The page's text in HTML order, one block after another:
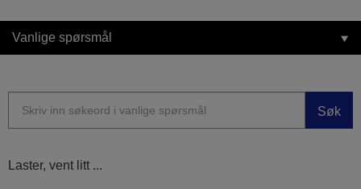
Vanlige spørsmål
Søk
Laster, vent litt ...